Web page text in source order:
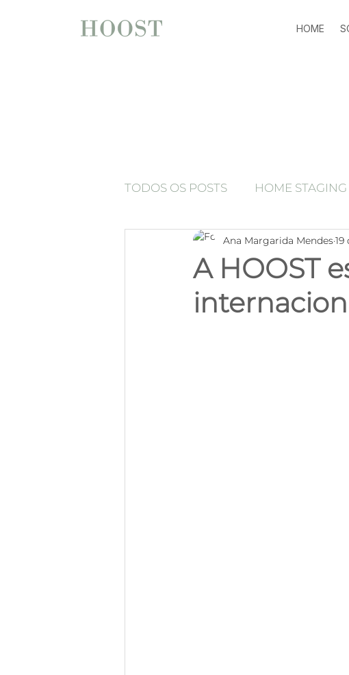
HOME
TODOS OS POSTS HOME STAGING
espelhos Press Release
Luxury home staging Antes e
A HOOST
Ana Margarida Mendes19